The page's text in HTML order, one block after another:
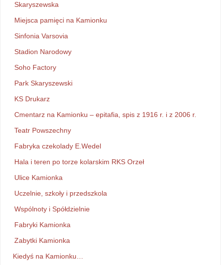
Skaryszewska
Miejsca pamięci na Kamionku
Sinfonia Varsovia
Stadion Narodowy
Soho Factory
Park Skaryszewski
KS Drukarz
Cmentarz na Kamionku – epitafia, spis z 1916 r. i z 2006 r.
Teatr Powszechny
Fabryka czekolady E.Wedel
Hala i teren po torze kolarskim RKS Orzeł
Ulice Kamionka
Uczelnie, szkoły i przedszkola
Wspólnoty i Spółdzielnie
Fabryki Kamionka
Zabytki Kamionka
Kiedyś na Kamionku…